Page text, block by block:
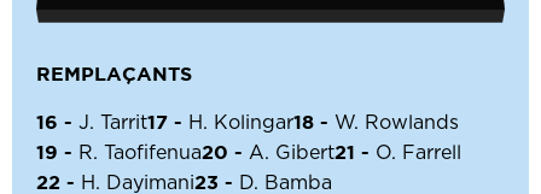
REMPLAÇANTS
16 - J. Tarrit17 - H. Kolingar18 - W. Rowlands
19 - R. Taofifenua20 - A. Gibert21 - O. Farrell
22 - H. Dayimani23 - D. Bamba